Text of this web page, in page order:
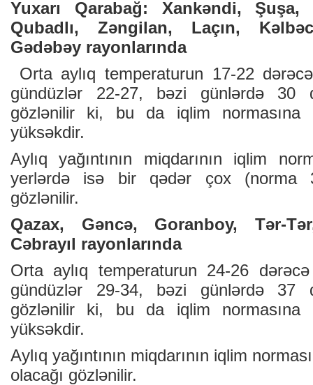
Yuxarı Qarabağ: Xankəndi, Şuşa,
Qubadlı, Zəngilan, Laçın,
Gədəbəy rayonlarında
Orta aylıq temperaturun 17-22
gündüzlər 22-27, bəzi günlərdə 30
gözlənilir ki, bu da iqlim
yüksəkdir.
Aylıq yağıntının miqdarının iqlim
yerlərdə isə bir qədər çox (norma
gözlənilir.
Qazax, Gəncə, Goranboy, Tər-
Cəbrayıl rayonlarında
Orta aylıq temperaturun 24-26
gündüzlər 29-34, bəzi günlərdə 37
gözlənilir ki, bu da iqlim
yüksəkdir.
Aylıq yağıntının miqdarının iqlim
olacağı gözlənilir.